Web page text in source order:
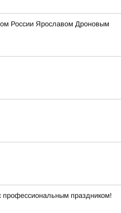
России Ярославом Дроновым
профессиональным праздником!